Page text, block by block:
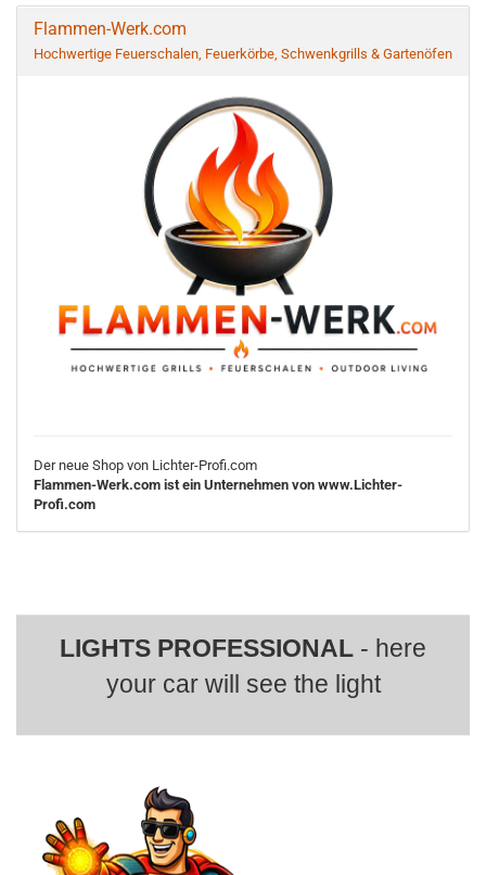
Flammen-Werk.com
Hochwertige Feuerschalen, Feuerkörbe, Schwenkgrills & Gartenöfen
Der neue Shop von Lichter-Profi.com
Flammen-Werk.com ist ein Unternehmen von www.Lichter-
Profi.com
LIGHTS PROFESSIONAL - here
your car will see the light